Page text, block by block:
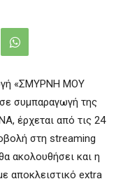
«ΣΜΥΡΝΗ ΜΟΥ
συμπαραγωγή της
έρχεται από τις 24
στη streaming
ακολουθήσει και η
αποκλειστικό extra